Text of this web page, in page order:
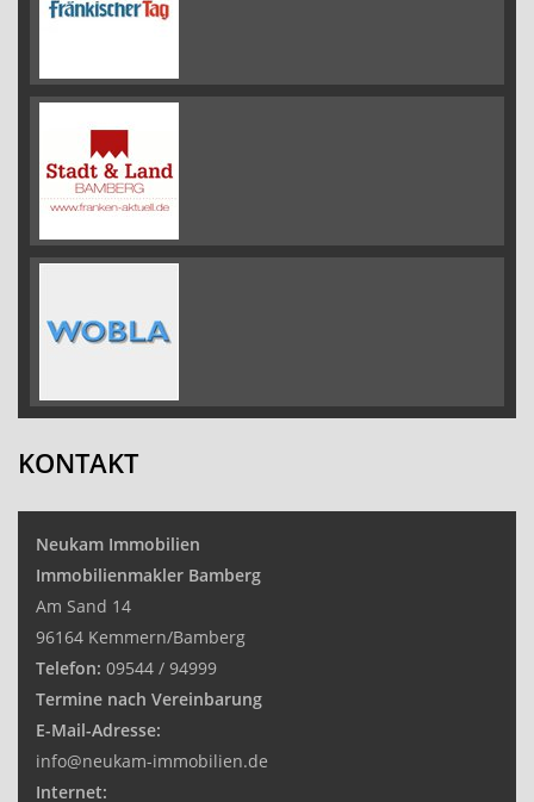
KONTAKT
Neukam Immobilien
Immobilienmakler Bamberg
Am Sand 14
96164 Kemmern/Bamberg
Telefon: 09544 / 94999
Termine nach Vereinbarung
E-Mail-Adresse:
info@neukam-immobilien.de
Internet: